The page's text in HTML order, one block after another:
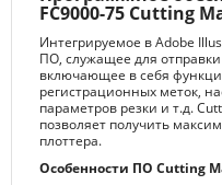
FC9000-75 Cutting
Интегрируемое в Adobe
ПО, служащее для
включающее в себя
регистрационных меток,
параметров резки и т.д.
позволяет получить
плоттера.
Особенности ПО Cutting